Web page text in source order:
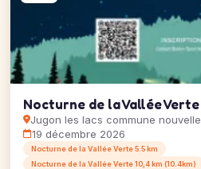
Nocturne de la Vallée
Jugon les lacs commune
19 décembre 2026
Nocturne de la Vallée Verte 5.5 km
Nocturne de la Vallée Verte 10,4 km (10.4km)